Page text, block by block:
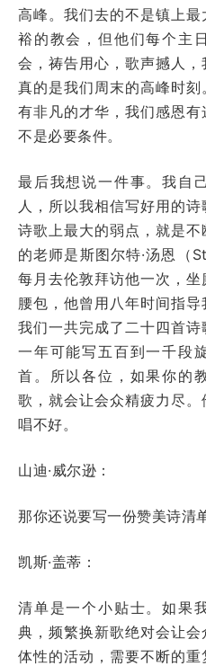
高峰。我们去的不是镇上
裕的教会，但他们每个主
会，祷告用心，歌声撼人
真的是我们周末的高峰时
有非凡的才华，我们感恩
不是必要条件。
最后我想说一件事。我自
人，所以我相信写好用的
诗歌上最大的弱点，就是
的老师是斯图尔特·汤恩（
每月去伦敦拜访他一次，
腰包，他曾用八年时间指导
我们一共完成了二十四首
一年可能写五百到一千段
首。所以各位，如果你的
歌，就会让会众精疲力尽
唱不好。
山迪·威尔逊：
那你还说要写一份赞美诗清
凯斯·盖蒂：
清单是一个小贴士。如果
典，频繁换新歌绝对会让
体性的活动，需要不断的